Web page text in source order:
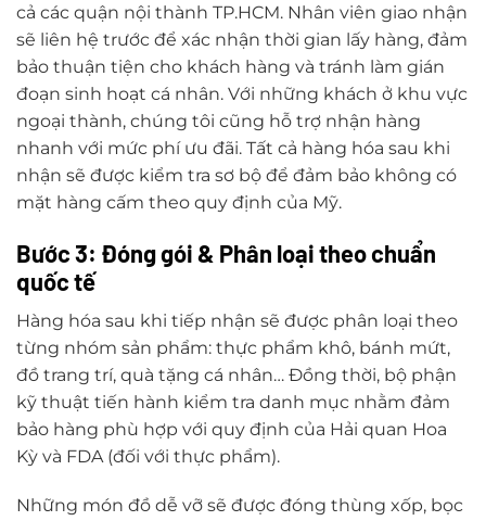
cả các quận nội thành TP.HCM. Nhân viên giao nhận
sẽ liên hệ trước để xác nhận thời gian lấy hàng, đảm
bảo thuận tiện cho khách hàng và tránh làm gián
đoạn sinh hoạt cá nhân. Với những khách ở khu vực
ngoại thành, chúng tôi cũng hỗ trợ nhận hàng
nhanh với mức phí ưu đãi. Tất cả hàng hóa sau khi
nhận sẽ được kiểm tra sơ bộ để đảm bảo không có
mặt hàng cấm theo quy định của Mỹ.
Bước 3: Đóng gói & Phân loại theo chuẩn
quốc tế
Hàng hóa sau khi tiếp nhận sẽ được phân loại theo
từng nhóm sản phẩm: thực phẩm khô, bánh mứt,
đồ trang trí, quà tặng cá nhân… Đồng thời, bộ phận
kỹ thuật tiến hành kiểm tra danh mục nhằm đảm
bảo hàng phù hợp với quy định của Hải quan Hoa
Kỳ và FDA (đối với thực phẩm).
Những món đồ dễ vỡ sẽ được đóng thùng xốp, bọc